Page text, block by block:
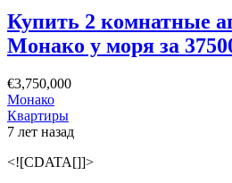
Купить 2 комнатные
Монако у моря за
€3,750,000
Монако
Квартиры
7 лет назад
<![CDATA[]]>